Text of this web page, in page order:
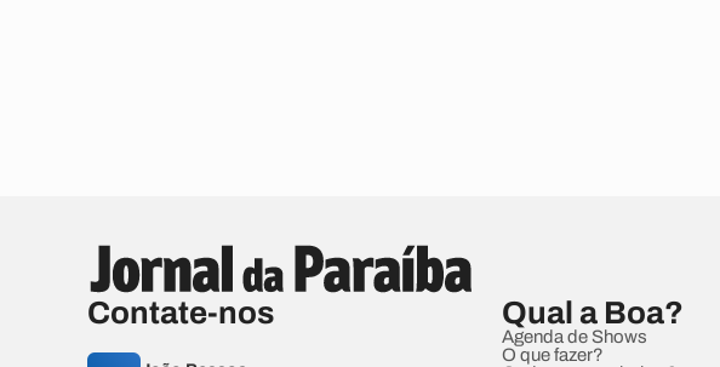
Contate-nos Qual a Boa?
Agenda de Shows
O que fazer?